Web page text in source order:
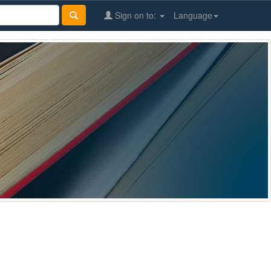
Language
Sign on to: